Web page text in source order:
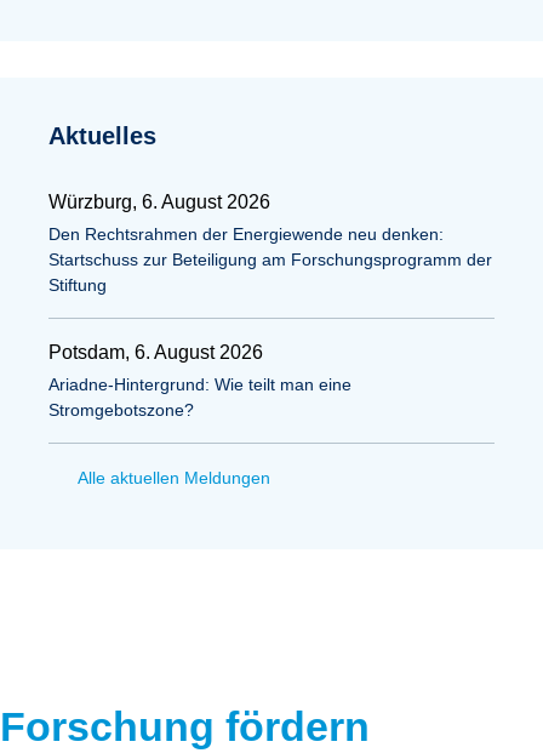
Aktuelles
Würzburg, 6. August 2026
Den Rechtsrahmen der Energiewende neu denken:
Startschuss zur Beteiligung am Forschungsprogramm der
Stiftung
Potsdam, 6. August 2026
Ariadne-Hintergrund: Wie teilt man eine
Stromgebotszone?
Alle aktuellen Meldungen
Forschung fördern